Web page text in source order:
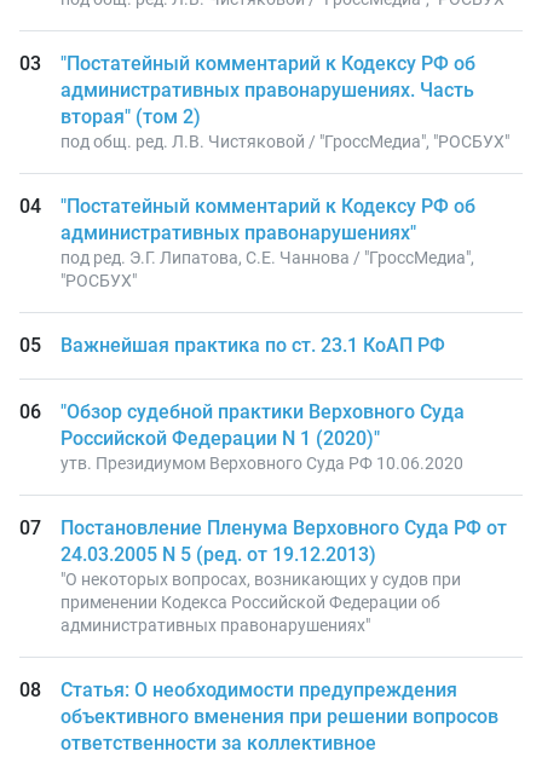
"Постатейный комментарий к Кодексу РФ об
административных правонарушениях. Часть
вторая" (том 2)
под общ. ред. Л.В. Чистяковой / "ГроссМедиа", "РОСБУХ"
"Постатейный комментарий к Кодексу РФ об
административных правонарушениях"
под ред. Э.Г. Липатова, С.Е. Чаннова / "ГроссМедиа",
"РОСБУХ"
Важнейшая практика по ст. 23.1 КоАП РФ
"Обзор судебной практики Верховного Суда
Российской Федерации N 1 (2020)"
утв. Президиумом Верховного Суда РФ 10.06.2020
Постановление Пленума Верховного Суда РФ от
24.03.2005 N 5 (ред. от 19.12.2013)
"О некоторых вопросах, возникающих у судов при
применении Кодекса Российской Федерации об
административных правонарушениях"
Статья: О необходимости предупреждения
объективного вменения при решении вопросов
ответственности за коллективное